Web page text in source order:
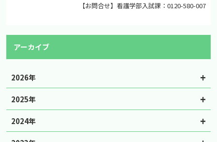
【お問合せ】看護学部入試課：0120-580-007
アーカイブ
2026年
2025年
2024年